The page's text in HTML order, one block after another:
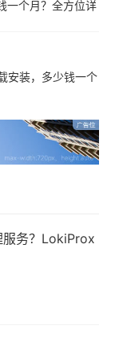
一个月？全方位详
安装，多少钱一个
服务？LokiProx